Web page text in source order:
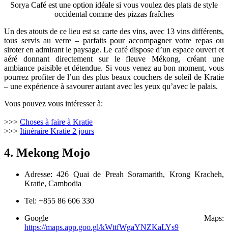
Sorya Café est une option idéale si vous voulez des plats de style
occidental comme des pizzas fraîches
Un des atouts de ce lieu est sa carte des vins, avec 13 vins différents,
tous servis au verre – parfaits pour accompagner votre repas ou
siroter en admirant le paysage. Le café dispose d’un espace ouvert et
aéré donnant directement sur le fleuve Mékong, créant une
ambiance paisible et détendue. Si vous venez au bon moment, vous
pourrez profiter de l’un des plus beaux couchers de soleil de Kratie
– une expérience à savourer autant avec les yeux qu’avec le palais.
Vous pouvez vous intéresser à:
>>> Choses à faire à Kratie
>>> Itinéraire Kratie 2 jours
4. Mekong Mojo
Adresse: 426 Quai de Preah Soramarith, Krong Kracheh,
Kratie, Cambodia
Tel: +855 86 606 330
Google Maps:
https://maps.app.goo.gl/kWttfWgaYNZKaLYs9